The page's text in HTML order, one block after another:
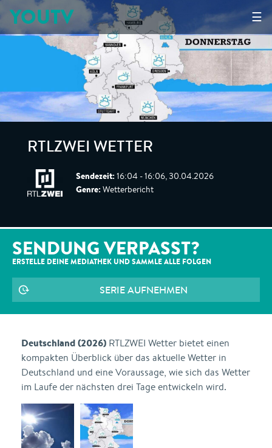
☰
YOUTV
RTLZWEI WETTER
Sendezeit: 16:04 - 16:06, 30.04.2026
Genre: Wetterbericht
SENDUNG VERPASST?
ERSTELLE DEINE MEDIATHEK UND SAMMLE ALLE FOLGEN
SERIE AUFNEHMEN
Deutschland (2026) RTLZWEI Wetter bietet einen
kompakten Überblick über das aktuelle Wetter in
Deutschland und eine Voraussage, wie sich das Wetter
im Laufe der nächsten drei Tage entwickeln wird.